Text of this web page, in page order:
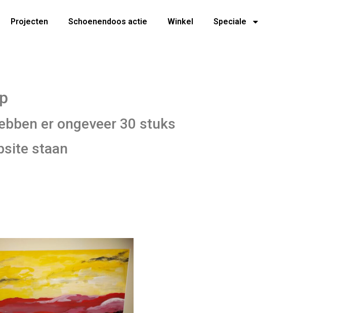
Projecten Schoenendoos actie Winkel Speciale
er ongeveer 30 stuks
staan